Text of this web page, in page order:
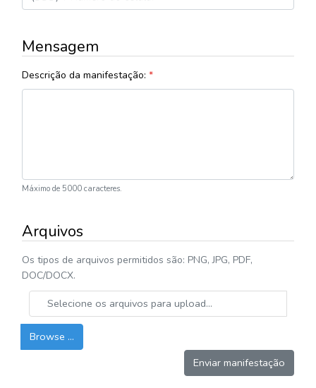
Mensagem
Descrição da manifestação: *
Máximo de 5000 caracteres.
Arquivos
Os tipos de arquivos permitidos são: PNG, JPG, PDF,
DOC/DOCX.
Browse …
Enviar manifestação